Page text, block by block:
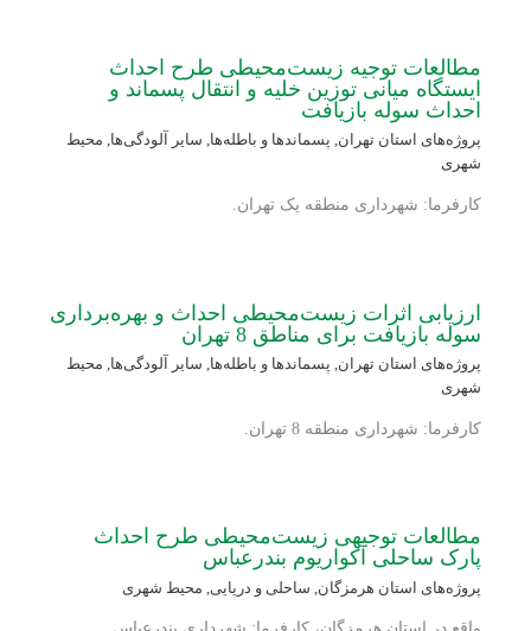
مطالعات توجیه زیست‌محیطی طرح احداث
ایستگاه میانی توزین خلیه و انتقال پسماند و
احداث سوله بازیافت
پروژه‌های استان تهران, پسماندها و باطله‌ها, سایر آلودگی‌ها, محیط
شهری
کارفرما: شهرداری منطقه یک تهران.
ارزیابی اثرات زیست‌محیطی احداث و بهره‌برداری
سوله بازیافت برای مناطق 8 تهران
پروژه‌های استان تهران, پسماندها و باطله‌ها, سایر آلودگی‌ها, محیط
شهری
کارفرما: شهرداری منطقه 8 تهران.
مطالعات توجیهی زیست‌محیطی طرح احداث
پارک ساحلی آکواریوم بندرعباس
پروژه‌های استان هرمزگان ساحلی و دریایی محیط شهری